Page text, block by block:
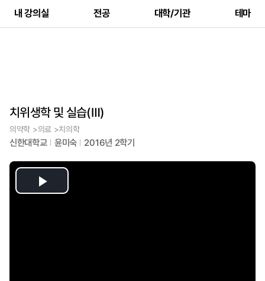
내 강의실 전공 대학/기관 테마
치위생학 및 실습(Ⅲ)
의약학 >의료 >치의학
신한대학교 윤미숙 2016년 2학기
Play